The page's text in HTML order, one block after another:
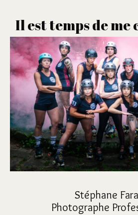
Il est temps de
Stéphane
Photographe